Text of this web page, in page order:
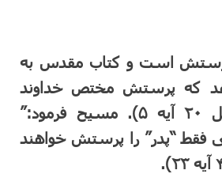
است و کتاب مقدس به
که پرستش مختص خداوند
است (خروج فصل ۲۰ آیه ۵). مسیح فرمود:”
فقط “پدر” را پرستش خواهند